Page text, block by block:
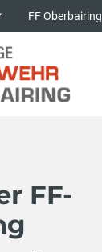
FF Oberbairing
FF-